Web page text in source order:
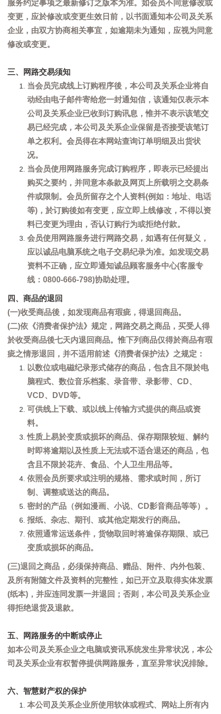
服务约定事项之最新修订之版本为准。如会员不同意修改或
变更，应於修改或变更生效日前，以书面通知本公司及关系
企业，由双方协商相关事宜，如逾期未为通知，应视为同意
修改或变更。
三、网路交易须知
当会员完成线上订购程序後，本公司及关系企业将自
动经由电子邮件寄给您一封通知信，该通知仅表示本
公司及关系企业已收到订购讯息，惟并不表示该笔交
易已经完成，本公司及关系企业保留是否接受该笔订
单之权利。会员得在本网站查询订单明细及出货状
况。
当会员使用网路服务完成订购程序，即表示已经提出
购买之要约，并同意本条款及网页上所载明之交易条
件或限制。会员所留存之个人资料(例如：地址、电话
等)，於订购後如有变更，应立即上线修改，不得以资
料已变更为理由，否认订购行为或拒绝付款。
会员使用网路服务进行网路交易，如遇有任何疑义，
应以诚品电脑系统之电子交易纪录为准。如发现交易
资料不正确，应立即通知诚品顾客服务中心(客服专
线：0800-666-798)协助处理。
四、商品的退回
(一)收受商品後，如发现商品有瑕疵，得退回商品。
(二)依《消费者保护法》规定，网路交易之商品，买受人得
於收受商品後七天内退回商品。惟下列商品仅得於商品有瑕
疵之情形退回，并不适用前述《消费者保护法》之规定：
以数位或电磁纪录形式储存的商品，包含且不限於电
脑程式、数位音乐档案、录音带、录影带、CD、
VCD、DVD等。
可供线上下载、或以线上传输方式提供的商品或资
料。
性质上易於变质或损坏的商品、保存期限较短、解约
时即将逾期以及性质上无法或不适合退还的商品，包
含且不限於花卉、食品、个人卫生用品等。
依照会员所要求或注明的规格、需求或时间，所订
制、调整或送达的商品。
密封的产品（例如漫画、小说、CD影音商品等等）。
报纸、杂志、期刊、或其他定期发行的商品。
依照通常运送条件，货物取回时将逾保存期限、或已
变质或损坏的商品。
(三)退回之商品，必须保持商品、赠品、附件、内外包装、
及所有附随文件及资料的完整性，如已开立及取得实体发票
(纸本)，并应连同发票一并退回；否则，本公司及关系企业
得拒绝退货及退款。
五、网路服务的中断或停止
如本公司及关系企业之电脑或资讯系统发生异常状况，本公
司及关系企业有权暂停提供网路服务，直至异常状况排除。
六、智慧财产权的保护
本公司及关系企业所使用软体或程式、网站上所有内